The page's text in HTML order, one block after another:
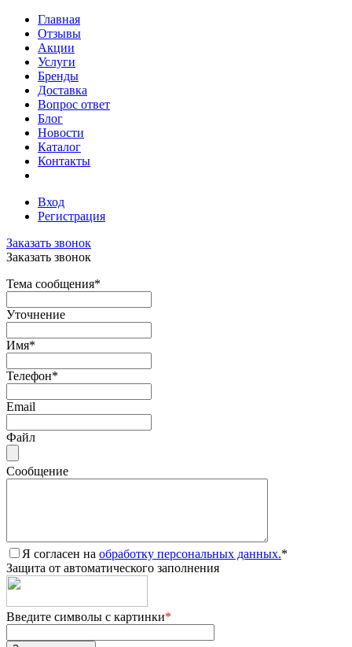
Главная
Отзывы
Акции
Услуги
Бренды
Доставка
Вопрос ответ
Блог
Новости
Каталог
Контакты
Вход
Регистрация
Заказать звонок
Заказать звонок
Тема сообщения*
Уточнение
Имя*
Телефон*
Email
Файл
Сообщение
Я согласен на обработку персональных данных.*
Защита от автоматического заполнения
Введите символы с картинки*